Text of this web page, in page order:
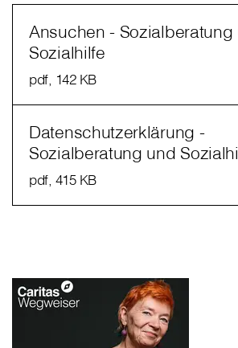
Ansuchen - Sozialberatung
Sozialhilfe
pdf, 142 KB
Datenschutzerklärung -
Sozialberatung und
pdf, 415 KB